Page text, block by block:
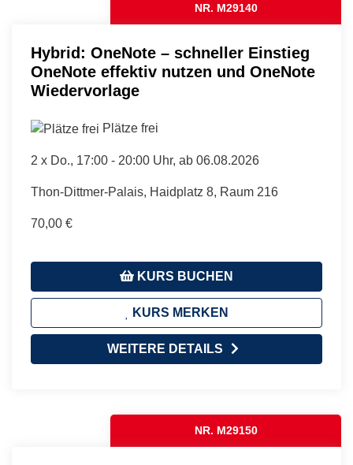
NR. M29140
Hybrid: OneNote – schneller Einstieg
OneNote effektiv nutzen und OneNote
Wiedervorlage
Plätze frei
2 x Do., 17:00 - 20:00 Uhr, ab 06.08.2026
Thon-Dittmer-Palais, Haidplatz 8, Raum 216
70,00 €
KURS BUCHEN
KURS MERKEN
WEITERE DETAILS
NR. M29150